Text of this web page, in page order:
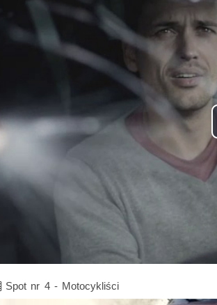
Film
Spot nr 4 - Motocykliści